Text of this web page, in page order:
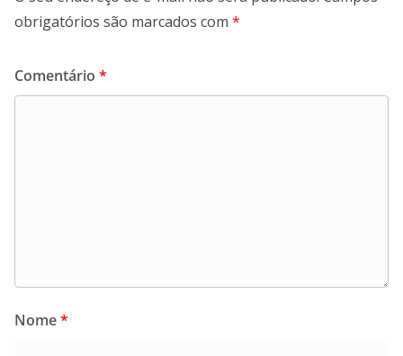
obrigatórios são marcados com *
Comentário *
Nome*